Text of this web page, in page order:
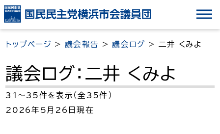
ナ
ビ
ー
ョ
ン
を
トップページ >議会報告 >議会ログ > 二井 くみよ
議会ログ：二井 くみよ
31～35件を表示（全35件）
2026年5月26日現在